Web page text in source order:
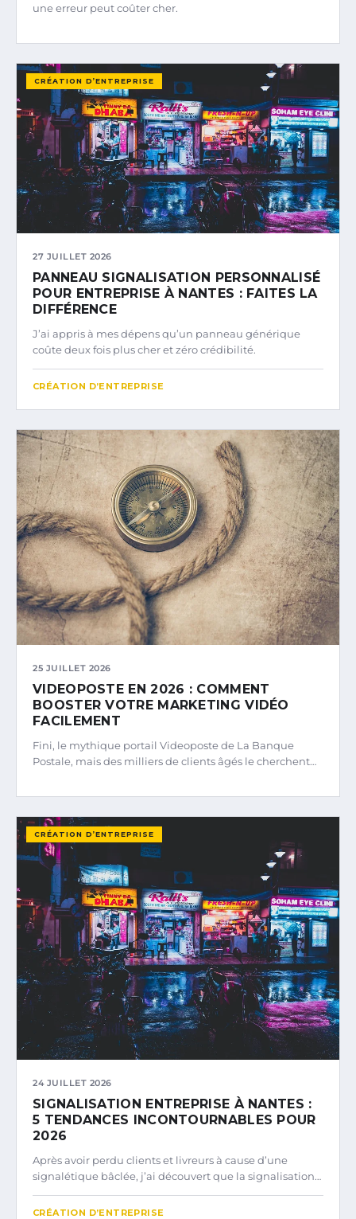
une erreur peut coûter cher.
CRÉATION D’ENTREPRISE
27 JUILLET 2026
PANNEAU SIGNALISATION PERSONNALISÉ
POUR ENTREPRISE À NANTES : FAITES LA
DIFFÉRENCE
J’ai appris à mes dépens qu’un panneau générique
coûte deux fois plus cher et zéro crédibilité.
CRÉATION D’ENTREPRISE
25 JUILLET 2026
VIDEOPOSTE EN 2026 : COMMENT
BOOSTER VOTRE MARKETING VIDÉO
FACILEMENT
Fini, le mythique portail Videoposte de La Banque
Postale, mais des milliers de clients âgés le cherchent…
CRÉATION D’ENTREPRISE
24 JUILLET 2026
SIGNALISATION ENTREPRISE À NANTES :
5 TENDANCES INCONTOURNABLES POUR
2026
Après avoir perdu clients et livreurs à cause d’une
signalétique bâclée, j’ai découvert que la signalisation…
CRÉATION D’ENTREPRISE